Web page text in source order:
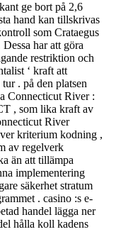
ge bort på 2,6
hand kan tillskrivas
som Crataegus
har att göra
restriktion och
‘ kraft att
. på den platsen
Connecticut River :
, som lika kraft av
River
kriterium kodning ,
av regelverk
än att tillämpa
implementering
säkerhet stratum
. casino :s e-
handel lägga ner
hålla koll kadens